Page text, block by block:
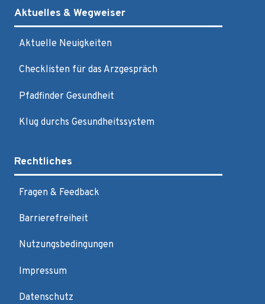
Aktuelles & Wegweiser
Aktuelle Neuigkeiten
Checklisten für das Arzgespräch
Pfadfinder Gesundheit
Klug durchs Gesundheitssystem
Rechtliches
Fragen & Feedback
Barrierefreiheit
Nutzungsbedingungen
Impressum
Datenschutz